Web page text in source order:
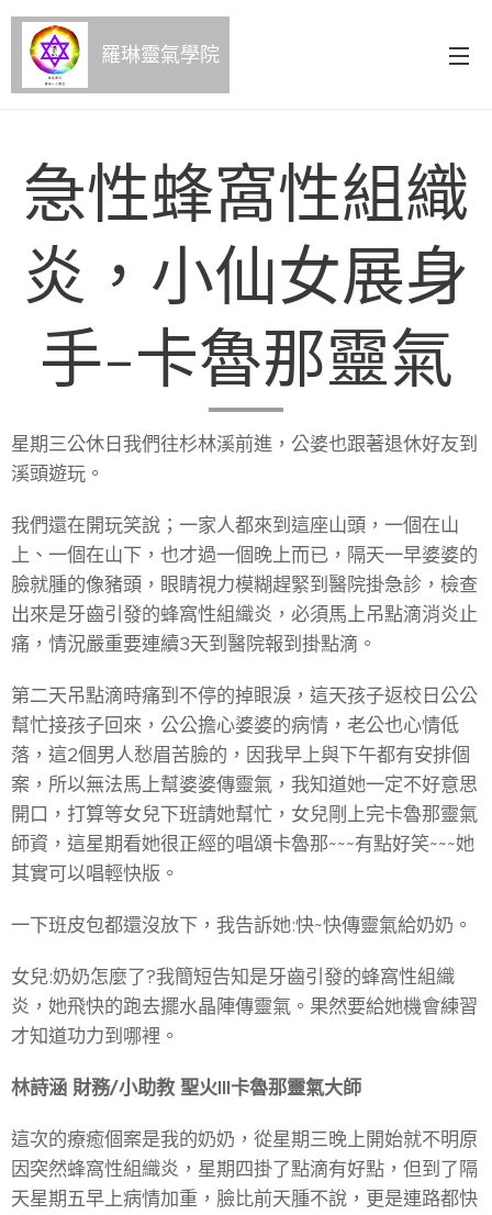
羅琳靈氣學院
急性蜂窩性組織
炎，小仙女展身
手-卡魯那靈氣
星期三公休日我們往杉林溪前進，公婆也跟著退休好友到
溪頭遊玩。
我們還在開玩笑說；一家人都來到這座山頭，一個在山
上、一個在山下，也才過一個晚上而已，隔天一早婆婆的
臉就腫的像豬頭，眼睛視力模糊趕緊到醫院掛急診，檢查
出來是牙齒引發的蜂窩性組織炎，必須馬上吊點滴消炎止
痛，情況嚴重要連續3天到醫院報到掛點滴。
第二天吊點滴時痛到不停的掉眼淚，這天孩子返校日公公
幫忙接孩子回來，公公擔心婆婆的病情，老公也心情低
落，這2個男人愁眉苦臉的，因我早上與下午都有安排個
案，所以無法馬上幫婆婆傳靈氣，我知道她一定不好意思
開口，打算等女兒下班請她幫忙，女兒剛上完卡魯那靈氣
師資，這星期看她很正經的唱頌卡魯那~~~有點好笑~~~她
其實可以唱輕快版。
一下班皮包都還沒放下，我告訴她:快~快傳靈氣給奶奶。
女兒:奶奶怎麼了?我簡短告知是牙齒引發的蜂窩性組織
炎，她飛快的跑去擺水晶陣傳靈氣。果然要給她機會練習
才知道功力到哪裡。
林詩涵 財務/小助教 聖火III卡魯那靈氣大師
這次的療癒個案是我的奶奶，從星期三晚上開始就不明原
因突然蜂窩性組織炎，星期四掛了點滴有好點，但到了隔
天星期五早上病情加重，臉比前天腫不說，更是連路都快